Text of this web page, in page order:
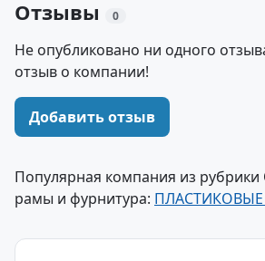
Отзывы 0
Не опубликовано ни одного
отзыв о компании!
Добавить отзыв
Популярная компания из
рамы и фурнитура: ПЛАСТИКОВЫЕ